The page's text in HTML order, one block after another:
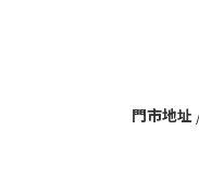
門市地址